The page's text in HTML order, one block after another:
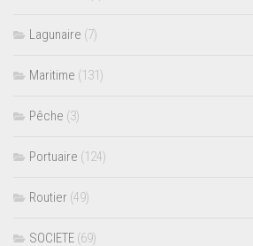
Lagunaire (7)
Maritime (131)
Pêche (3)
Portuaire (124)
Routier (49)
SOCIETE (69)